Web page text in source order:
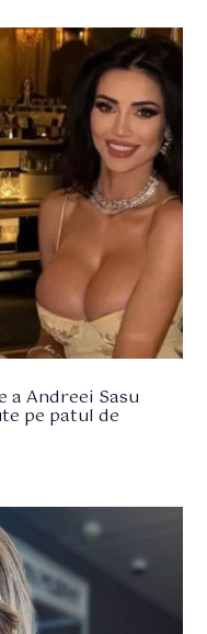
a Andreei Sasu
pe patul de